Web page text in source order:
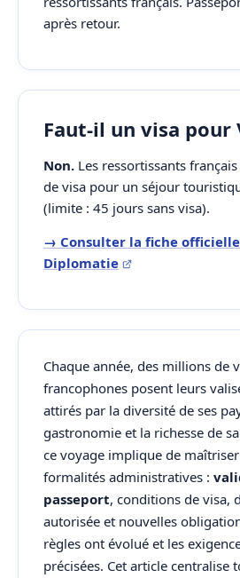
après retour.
Faut-il un visa pour
Non. Les ressortissants
de visa pour un séjour
(limite : 45 jours sans visa).
→ Consulter la fiche officielle
Diplomatie
Chaque année, des millions de
francophones posent leurs
attirés par la diversité de ses
gastronomie et la richesse de
ce voyage implique de
formalités administratives :
passeport, conditions de visa,
autorisée et nouvelles
règles ont évolué et les
précisées. Cet article centralise